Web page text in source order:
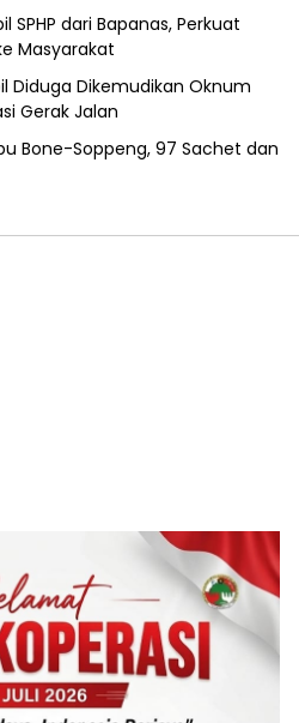
dari Bapanas, Perkuat
Masyarakat
Diduga Dikemudikan Oknum
Gerak Jalan
Bone-Soppeng, 97 Sachet dan